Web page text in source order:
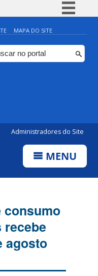
Simplifique!
Comunica BR
Participe
MAPA DO SITE
Administradores do Site
MENU
consumo
recebe
agosto